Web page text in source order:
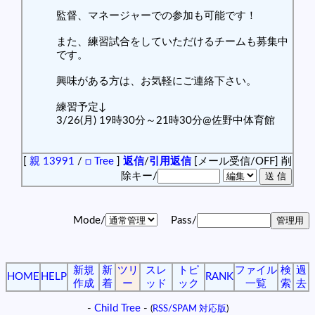
監督、マネージャーでの参加も可能です！
また、練習試合をしていただけるチームも募集中
です。
興味がある方は、お気軽にご連絡下さい。
練習予定↓
3/26(月) 19時30分～21時30分@佐野中体育館
親 13991 / □ Tree 返信/引用返信[メール受信/OFF] 削
除キー/
Mode/ Pass/
HOME HELP
新規
作成
新
着
ツリ
ー
スレ
ッド
トピ
ック
RANK
ファイル
一覧
検
索
過
去
- Child Tree- (RSS/SPAM 対応版)